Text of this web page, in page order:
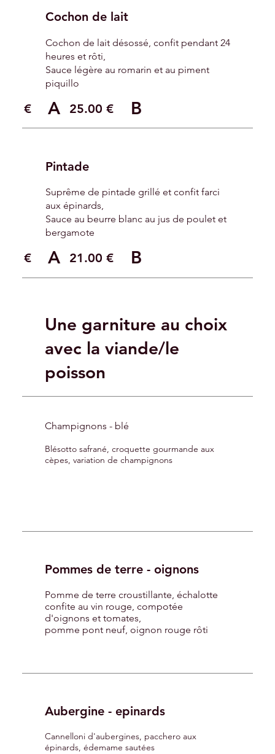
Cochon de lait
Cochon de lait désossé, confit pendant 24
heures et rôti,
Sauce légère au romarin et au piment
piquillo
€ 25.00 €
A B
Pintade
Suprême de pintade grillé et confit farci
aux épinards,
Sauce au beurre blanc au jus de poulet et
bergamote
€ 21.00 €
A B
Une garniture au choix
avec la viande/le
poisson
Champignons - blé
Blésotto safrané, croquette gourmande aux
cèpes, variation de champignons
Pommes de terre - oignons
Pomme de terre croustillante, échalotte
confite au vin rouge, compotée
d'oignons et tomates,
pomme pont neuf, oignon rouge rôti
Aubergine - epinards
Cannelloni d'aubergines, pacchero aux
épinards, édemame sautées